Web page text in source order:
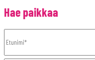
Hae paikkaa